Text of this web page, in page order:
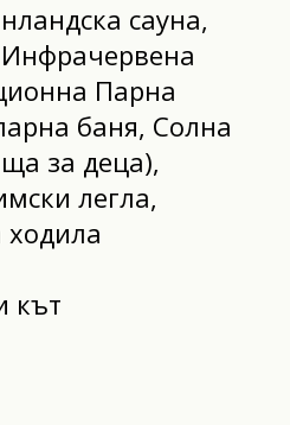
сауна,
Парна
баня, Солна
за деца),
легла,
кът